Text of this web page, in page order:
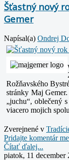
Šťastný nový
Gemer
Napísal(a) Ondrej
Rožňavského
stránky Maj
„juchu“, oblečený
viacero mojich
Zverejnené v
Pridajte komentár
Čítať ďalej...
piatok, 11 december